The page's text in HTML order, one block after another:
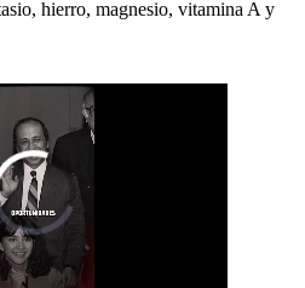
hierro, magnesio, vitamina A y